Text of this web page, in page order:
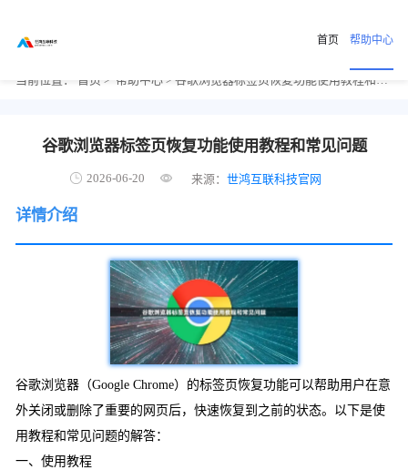
首页 帮助中心
当前位置： 首页 > 帮助中心 > 谷歌浏览器标签页恢复功能使用教程和常见问题
谷歌浏览器标签页恢复功能使用教程和常见问题
2026-06-20 来源：世鸿互联科技官网
详情介绍
谷歌浏览器（Google Chrome）的标签页恢复功能可以帮助用户在意
外关闭或删除了重要的网页后，快速恢复到之前的状态。以下是使
用教程和常见问题的解答：
一、使用教程